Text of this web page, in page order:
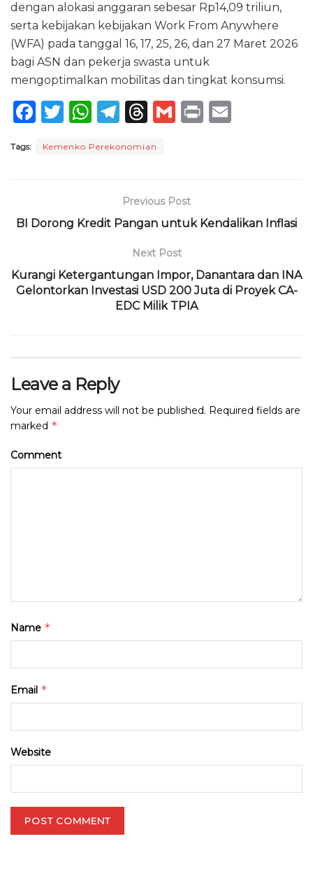
dengan alokasi anggaran sebesar Rp14,09 triliun,
serta kebijakan kebijakan Work From Anywhere
(WFA) pada tanggal 16, 17, 25, 26, dan 27 Maret 2026
bagi ASN dan pekerja swasta untuk
mengoptimalkan mobilitas dan tingkat konsumsi.
F
c
o
k
T
it
W
a
p
T
e
ra
m
T
re
d
s
G P
Tags: Kemenko Perekonomian
Previous Post
BI Dorong Kredit Pangan untuk Kendalikan Inflasi
Next Post
Kurangi Ketergantungan Impor, Danantara dan INA
Gelontorkan Investasi USD 200 Juta di Proyek CA-
EDC Milik TPIA
Leave a Reply
Your email address will not be published. Required fields are
marked *
Comment
Name *
Email *
Website